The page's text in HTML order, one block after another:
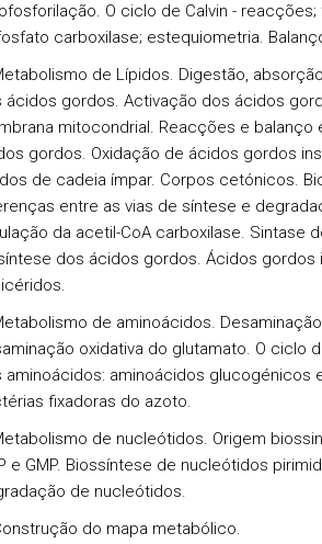
O ciclo de Calvin -
carboxilase; estequiometria.
de Lípidos. Digestão,
ácidos gordos. Activação dos ácidos
mitocondrial. Reacções e
gordos. Oxidação de ácidos gordos
de cadeia ímpar. Corpos cetónicos.
entre as vias de síntese e
da acetil-CoA carboxilase. Sintase
dos ácidos gordos. Ácidos gordos
de aminoácidos.
oxidativa do glutamato. O ciclo
aminoácidos: aminoácidos glucogénicos
fixadoras do azoto.
de nucleótidos. Origem
e GMP. Biossíntese de nucleótidos
de nucleótidos.
do mapa metabólico.